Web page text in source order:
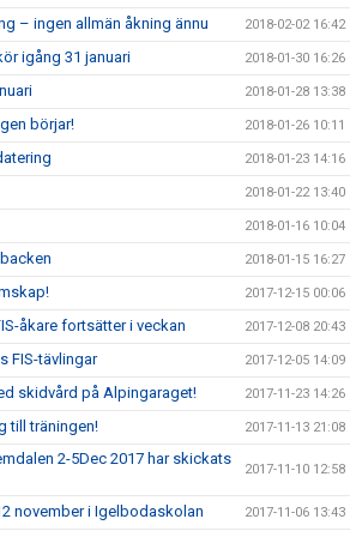
– ingen allmän åkning ännu 2018-02-02 16:42
igång 31 januari 2018-01-30 16:26
2018-01-28 13:38
börjar! 2018-01-26 10:11
2018-01-23 14:16
2018-01-22 13:40
2018-01-16 10:04
2018-01-15 16:27
2017-12-15 00:06
åkare fortsätter i veckan 2017-12-08 20:43
FIS-tävlingar 2017-12-05 14:09
skidvård på Alpingaraget! 2017-11-23 14:26
till träningen! 2017-11-13 21:08
2-5Dec 2017 har skickats
2017-11-10 12:58
november i Igelbodaskolan 2017-11-06 13:43